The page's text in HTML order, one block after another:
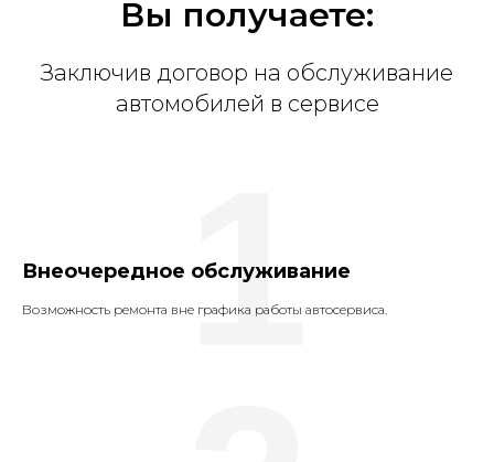
Вы получаете:
Заключив договор на обслуживание
автомобилей в сервисе
Внеочередное обслуживание
Возможность ремонта вне графика работы автосервиса.
1